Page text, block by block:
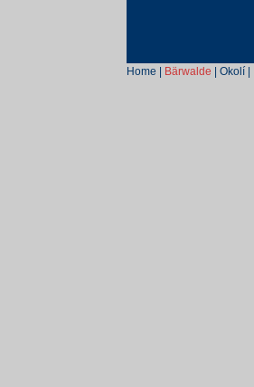
Home Bärwalde Okolí